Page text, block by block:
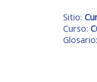
Sitio:
Curso:
Glosario: